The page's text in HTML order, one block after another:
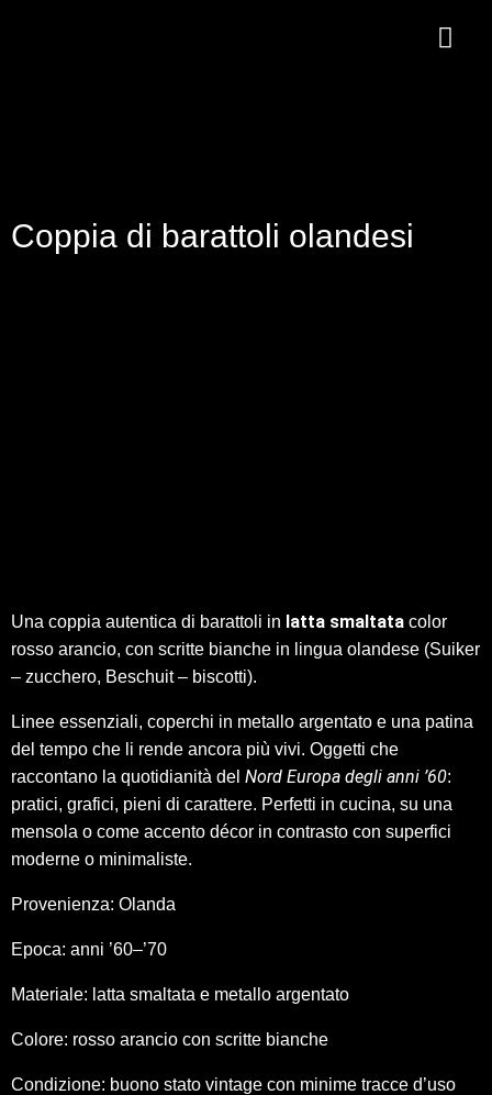
Coppia di barattoli olandesi
Una coppia autentica di barattoli in latta smaltata color
rosso arancio, con scritte bianche in lingua olandese (Suiker
– zucchero, Beschuit – biscotti).
Linee essenziali, coperchi in metallo argentato e una patina
del tempo che li rende ancora più vivi. Oggetti che
raccontano la quotidianità del Nord Europa degli anni ’60:
pratici, grafici, pieni di carattere. Perfetti in cucina, su una
mensola o come accento décor in contrasto con superfici
moderne o minimaliste.
Provenienza: Olanda
Epoca: anni ’60–’70
Materiale: latta smaltata e metallo argentato
Colore: rosso arancio con scritte bianche
Condizione: buono stato vintage con minime tracce d’uso